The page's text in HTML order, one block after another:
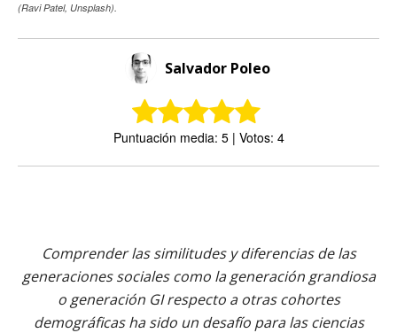
(Ravi Patel, Unsplash).
Salvador Poleo
Puntuación media: 5 | Votos: 4
Comprender las similitudes y diferencias de las
generaciones sociales como la generación grandiosa
o generación GI respecto a otras cohortes
demográficas ha sido un desafío para las ciencias